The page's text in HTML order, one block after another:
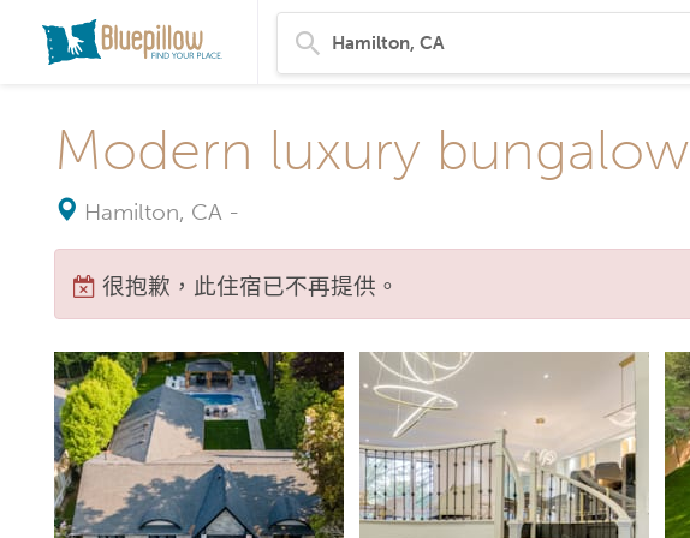
Modern luxury bungalow
Hamilton, CA -
很抱歉，此住宿已不再提供。